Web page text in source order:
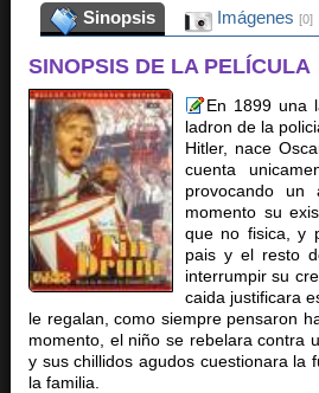
Sinopsis
Imágenes [0]
SINOPSIS DE LA PELÍCULA
En 1899 una
ladron de la
Hitler, nace
cuenta
provocando un
momento su
que no fisica, y
pais y el resto
interrumpir su
caida justificara
le regalan, como siempre pensaron
momento, el niño se rebelara contra
y sus chillidos agudos cuestionara la
la familia.